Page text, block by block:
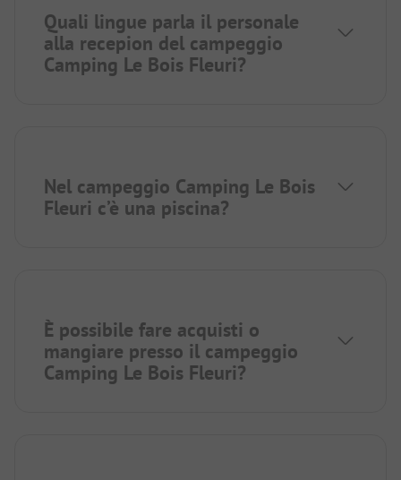
Quali lingue parla il personale
alla recepion del campeggio
Camping Le Bois Fleuri?
Nel campeggio Camping Le Bois
Fleuri c’è una piscina?
È possibile fare acquisti o
mangiare presso il campeggio
Camping Le Bois Fleuri?